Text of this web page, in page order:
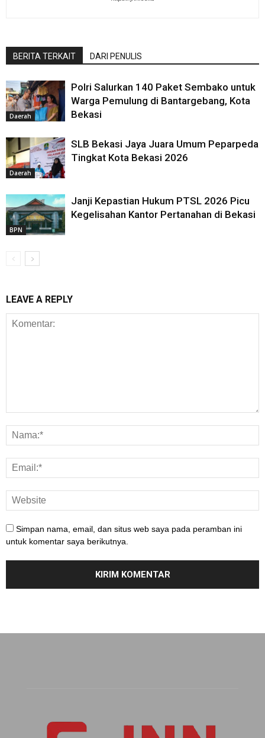
BERITA TERKAIT DARI PENULIS
Daerah
Polri Salurkan 140 Paket Sembako untuk
Warga Pemulung di Bantargebang, Kota
Bekasi
Daerah
SLB Bekasi Jaya Juara Umum Peparpeda
Tingkat Kota Bekasi 2026
BPN
Janji Kepastian Hukum PTSL 2026 Picu
Kegelisahan Kantor Pertanahan di Bekasi
LEAVE A REPLY
Simpan nama, email, dan situs web saya pada peramban ini
untuk komentar saya berikutnya.